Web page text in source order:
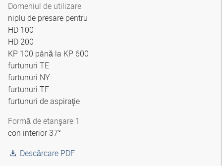
Domeniul de utilizare
niplu de presare pentru
HD 100
HD 200
KP 100 până la KP 600
furtunuri TE
furtunuri NY
furtunuri TF
furtunuri de aspiraţie
Formă de etanşare 1
con interior 37°
Descărcare PDF